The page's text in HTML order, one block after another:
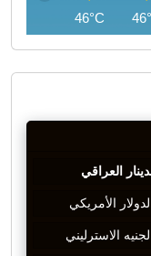
46°C